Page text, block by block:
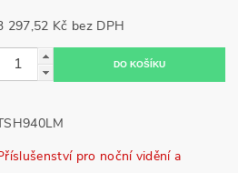
3 297,52 Kč bez DPH
pro noční vidění a